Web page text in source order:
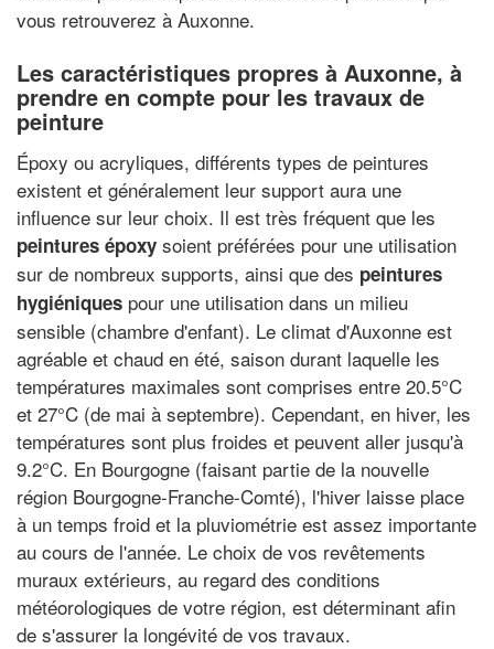
vous retrouverez à Auxonne.
Les caractéristiques propres à Auxonne, à
prendre en compte pour les travaux de
peinture
Époxy ou acryliques, différents types de peintures
existent et généralement leur support aura une
influence sur leur choix. Il est très fréquent que les
peintures époxy soient préférées pour une utilisation
sur de nombreux supports, ainsi que des peintures
hygiéniques pour une utilisation dans un milieu
sensible (chambre d'enfant). Le climat d'Auxonne est
agréable et chaud en été, saison durant laquelle les
températures maximales sont comprises entre 20.5°C
et 27°C (de mai à septembre). Cependant, en hiver, les
températures sont plus froides et peuvent aller jusqu'à
9.2°C. En Bourgogne (faisant partie de la nouvelle
région Bourgogne-Franche-Comté), l'hiver laisse place
à un temps froid et la pluviométrie est assez importante
au cours de l'année. Le choix de vos revêtements
muraux extérieurs, au regard des conditions
météorologiques de votre région, est déterminant afin
de s'assurer la longévité de vos travaux.